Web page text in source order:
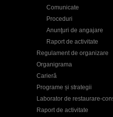
Comunicate
Proceduri
Anunţuri de angajare
Raport de activitate
Regulament de organizare
Organigrama
Carieră
Programe și strategii
Laborator de restaurare-
Raport de activitate